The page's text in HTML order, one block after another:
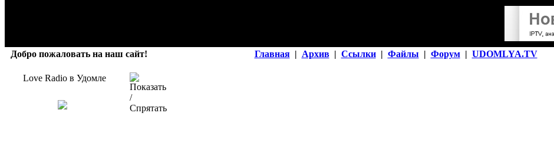
Добро пожаловать на наш сайт! Главная | Архив | Ссылки | Файлы | Форум | UDOMLYA.TV
Love Radio в Удомле